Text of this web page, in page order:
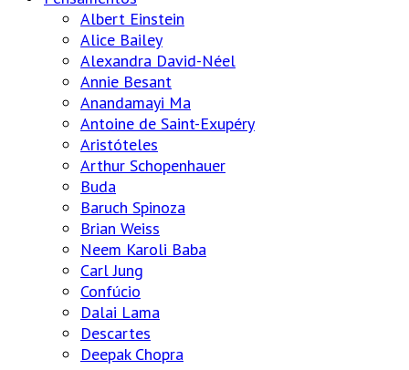
Albert Einstein
Alice Bailey
Alexandra David-Néel
Annie Besant
Anandamayi Ma
Antoine de Saint-Exupéry
Aristóteles
Arthur Schopenhauer
Buda
Baruch Spinoza
Brian Weiss
Neem Karoli Baba
Carl Jung
Confúcio
Dalai Lama
Descartes
Deepak Chopra